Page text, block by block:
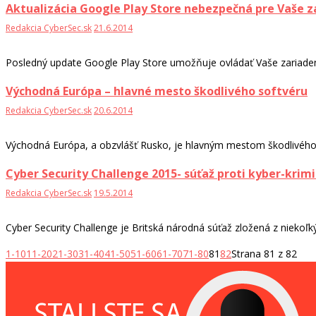
Aktualizácia Google Play Store nebezpečná pre Vaše
Redakcia CyberSec.sk21.6.2014
Posledný update Google Play Store umožňuje ovládať Vaše
Východná Európa – hlavné mesto škodlivého softvéru
Redakcia CyberSec.sk20.6.2014
Východná Európa, a obzvlášť Rusko, je hlavným mestom
Cyber Security Challenge 2015- súťaž proti kyber-
Redakcia CyberSec.sk 19.5.2014
Cyber Security Challenge je Britská národná súťaž zložená z
1-1011-2021-3031-4041-5051-6061-7071-8081 82Strana 81 z 82